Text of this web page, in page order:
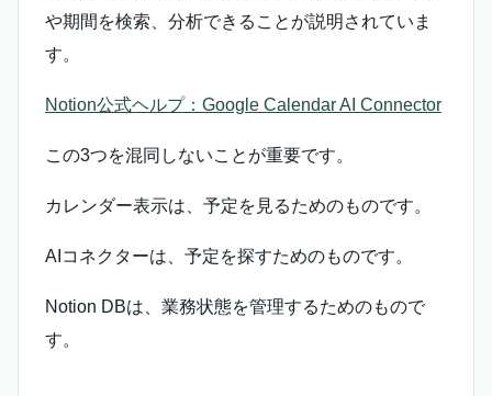
や期間を検索、分析できることが説明されていま
す。
Notion公式ヘルプ：Google Calendar AI Connector
この3つを混同しないことが重要です。
カレンダー表示は、予定を見るためのものです。
AIコネクターは、予定を探すためのものです。
Notion DBは、業務状態を管理するためのもので
す。